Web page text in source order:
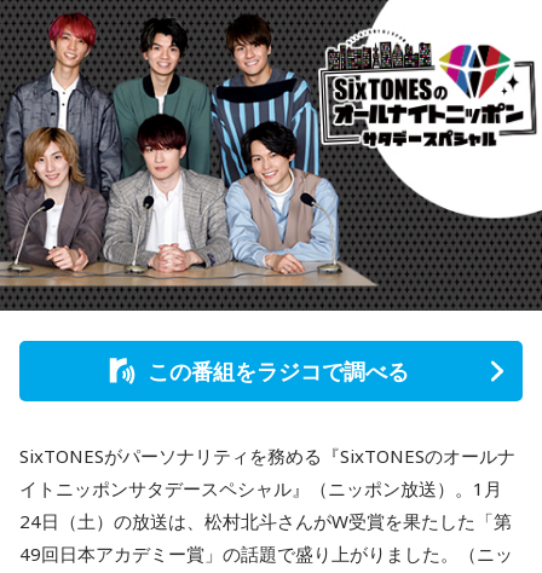
この番組をラジコで調べる
SixTONESがパーソナリティを務める『SixTONESのオールナ
イトニッポンサタデースペシャル』（ニッポン放送）。1月
24日（土）の放送は、松村北斗さんがW受賞を果たした「第
49回日本アカデミー賞」の話題で盛り上がりました。（ニッ